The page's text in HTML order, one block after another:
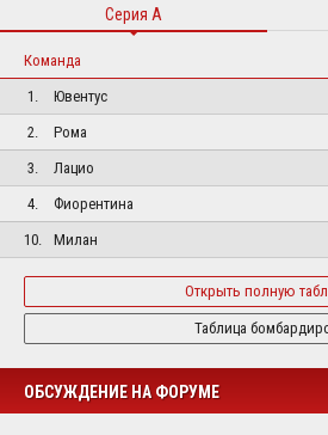
Серия А
Команда
1.
Ювентус
2.
Рома
3.
Лацио
4.
Фиорентина
10.
Милан
Открыть полную
Таблица
ОБСУЖДЕНИЕ НА ФОРУМЕ